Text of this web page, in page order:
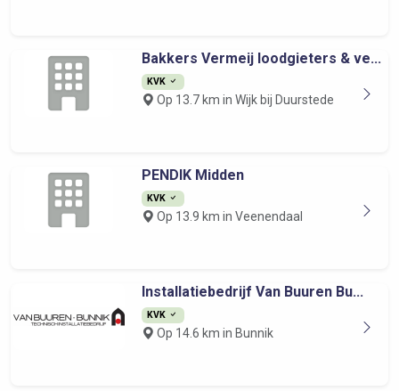
Bakkers Vermeij loodgieters & ve...
KVK
Op 13.7 km in Wijk bij Duurstede
PENDIK Midden
KVK
Op 13.9 km in Veenendaal
Installatiebedrijf Van Buuren Bu...
KVK
Op 14.6 km in Bunnik